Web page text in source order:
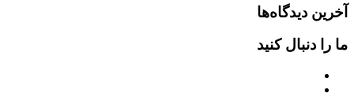
آخرین دیدگاه‌ها
ما را دنبال کنید